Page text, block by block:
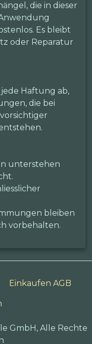
die in dieser
Es bleibt
oder Reparatur
Haftung ab,
die bei
unterstehen
bleiben
vorbehalten.
Einkaufen AGB
GmbH, Alle Rechte